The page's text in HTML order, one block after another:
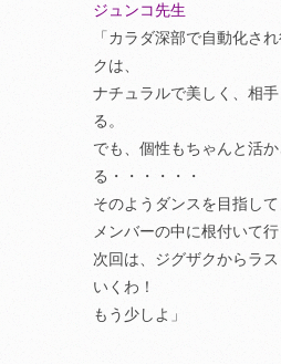
ジュンコ先生
「カラダ深部で自動化さ
クは、
ナチュラルで美しく、相
る。
でも、個性もちゃんと活
る・・・・・・
そのようダンスを目指して
メンバーの中に根付いて行
次回は、ジグザクからラ
いくわ！
もう少しよ」